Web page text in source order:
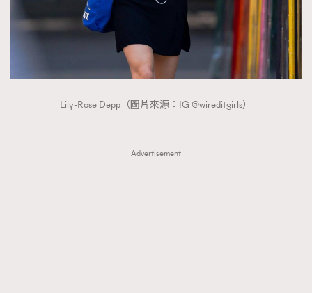
Lily-Rose Depp（圖片來源：IG @wireditgirls）
Advertisement